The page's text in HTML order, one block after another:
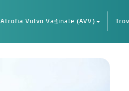
Atrofia Vulvo Vaginale (AVV)